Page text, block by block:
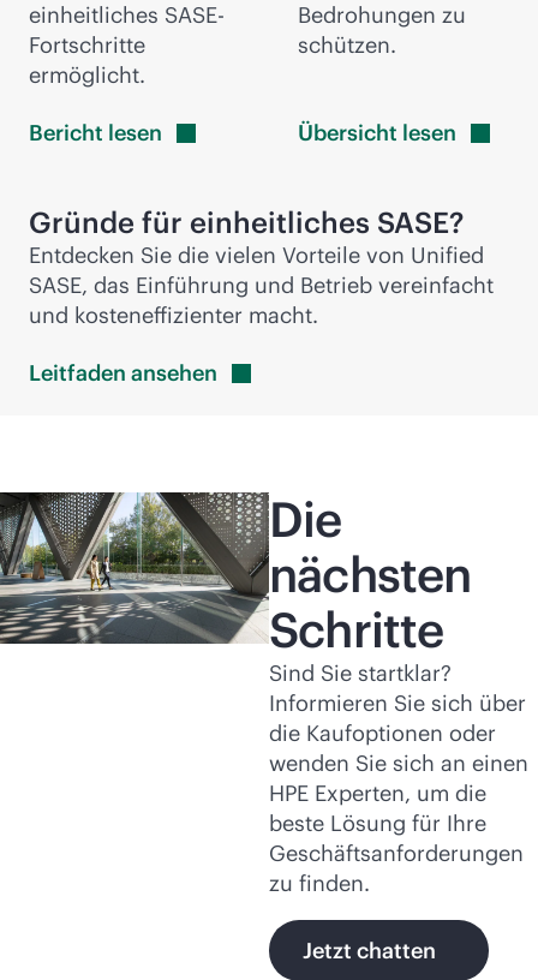
einheitliches SASE-
Fortschritte
ermöglicht.
Bericht lesen
Bedrohungen zu
schützen.
Übersicht lesen
Gründe für einheitliches SASE?
Entdecken Sie die vielen Vorteile von Unified
SASE, das Einführung und Betrieb vereinfacht
und kosteneffizienter macht.
Leitfaden ansehen
Die
nächsten
Schritte
Sind Sie startklar?
Informieren Sie sich über
die Kaufoptionen oder
wenden Sie sich an einen
HPE Experten, um die
beste Lösung für Ihre
Geschäftsanforderungen
zu finden.
Jetzt chatten